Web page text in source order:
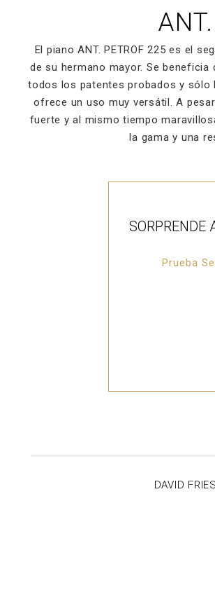
El piano ANT. PETROF 225 es el
de su hermano mayor. Se
todos los patentes probados y sólo
ofrece un uso muy versátil. A
fuerte y al mismo tiempo
la gama y una
SORPRENDE
Prueba
DAVID